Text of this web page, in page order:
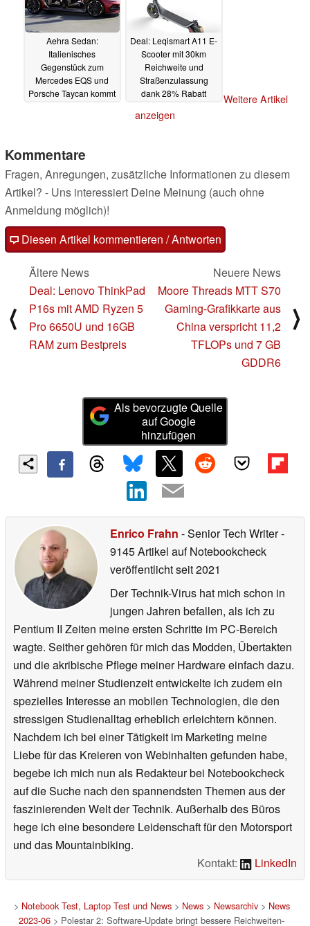
Aehra Sedan:
Italienisches
Gegenstück zum
Mercedes EQS und
Porsche Taycan kommt
Deal: Leqismart A11 E-
Scooter mit 30km
Reichweite und
Straßenzulassung
dank 28% Rabatt
16.06.2023
Weitere Artikel
anzeigen
Kommentare
Fragen, Anregungen, zusätzliche Informationen zu diesem
Artikel? - Uns interessiert Deine Meinung (auch ohne
Anmeldung möglich)!
Diesen Artikel kommentieren / Antworten
⟨
Ältere News
Deal: Lenovo ThinkPad
P16s mit AMD Ryzen 5
Pro 6650U und 16GB
RAM zum Bestpreis
Neuere News
Moore Threads MTT S70
Gaming-Grafikkarte aus
China verspricht 11,2
TFLOPs und 7 GB
GDDR6
⟩
Als bevorzugte Quelle
auf Google
hinzufügen
Enrico Frahn - Senior Tech Writer-
9145 Artikel auf Notebookcheck
veröffentlichtseit 2021
Der Technik-Virus hat mich schon in
jungen Jahren befallen, als ich zu
Pentium II Zeiten meine ersten Schritte im PC-Bereich
wagte. Seither gehören für mich das Modden, Übertakten
und die akribische Pflege meiner Hardware einfach dazu.
Während meiner Studienzeit entwickelte ich zudem ein
spezielles Interesse an mobilen Technologien, die den
stressigen Studienalltag erheblich erleichtern können.
Nachdem ich bei einer Tätigkeit im Marketing meine
Liebe für das Kreieren von Webinhalten gefunden habe,
begebe ich mich nun als Redakteur bei Notebookcheck
auf die Suche nach den spannendsten Themen aus der
faszinierenden Welt der Technik. Außerhalb des Büros
hege ich eine besondere Leidenschaft für den Motorsport
und das Mountainbiking.
Kontakt:
LinkedIn
> Notebook Test, Laptop Test und News> News> Newsarchiv> News
2023-06 > Polestar 2: Software-Update bringt bessere Reichweiten-